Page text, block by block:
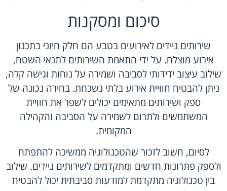
סיכום ומסקנות
שירותים ניידים לאירועים בטבע הם חלק חיוני בתכנון
אירוע מוצלח. על ידי התאמת השירותים לתנאי השטח,
שילוב עיצוב ידידותי לסביבה ושמירה על נוחות וגישה קלה,
ניתן להבטיח חוויית אירוע בלתי נשכחת. בחירה נכונה של
ספק ושירותים מתאימים יכולים לשפר את חוויית
המשתמשים ולתרום לשמירה על הסביבה והקהילה
המקומית.
לסיום, חשוב לזכור שהטכנולוגיה ממשיכה להתפתח
ולספק פתרונות חדשים ומתקדמים לשירותים ניידים. שילוב
בין טכנולוגיה מתקדמת למודעות סביבתית יכול להבטיח